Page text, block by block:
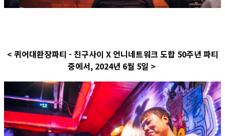
< 퀴어대환장파티 - 친구사이 X 언니네트워크 도합 50주년 파티
중에서, 2024년 6월 5일 >